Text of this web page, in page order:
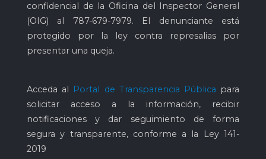
confidencial de la Oficina del Inspector General
(OIG) al 787-679-7979. El denunciante está
protegido por la ley contra represalias por
presentar una queja.
Acceda al Portal de Transparencia Pública para
solicitar acceso a la información, recibir
notificaciones y dar seguimiento de forma
segura y transparente, conforme a la Ley 141-
2019